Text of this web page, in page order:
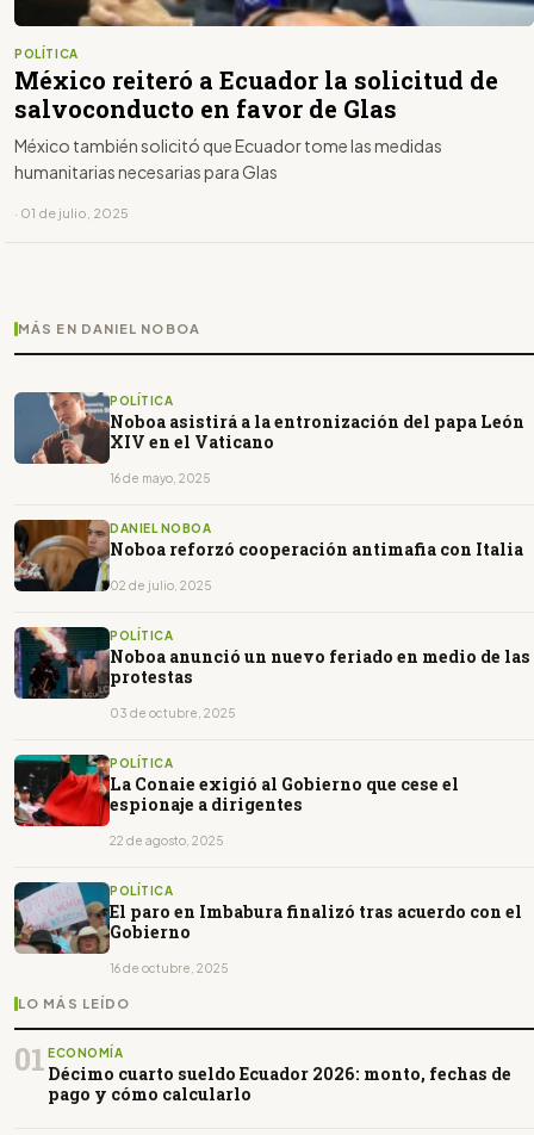
POLÍTICA
México reiteró a Ecuador la solicitud de
salvoconducto en favor de Glas
México también solicitó que Ecuador tome las medidas
humanitarias necesarias para Glas
· 01 de julio, 2025
MÁS EN DANIEL NOBOA
POLÍTICA
Noboa asistirá a la entronización del papa León
XIV en el Vaticano
16 de mayo, 2025
DANIEL NOBOA
Noboa reforzó cooperación antimafia con Italia
02 de julio, 2025
POLÍTICA
Noboa anunció un nuevo feriado en medio de las
protestas
03 de octubre, 2025
POLÍTICA
La Conaie exigió al Gobierno que cese el
espionaje a dirigentes
22 de agosto, 2025
POLÍTICA
El paro en Imbabura finalizó tras acuerdo con el
Gobierno
16 de octubre, 2025
LO MÁS LEÍDO
01 ECONOMÍA
Décimo cuarto sueldo Ecuador 2026: monto, fechas de
pago y cómo calcularlo